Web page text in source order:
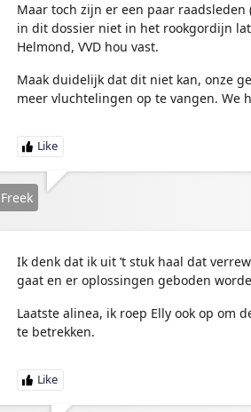
Maar toch zijn er een paar raadsleden
in dit dossier niet in het rookgordijn
Helmond, VVD hou vast.
Maak duidelijk dat dit niet kan, onze
meer vluchtelingen op te vangen. We
Freek
Ik denk dat ik uit ’t stuk haal dat
gaat en er oplossingen geboden
Laatste alinea, ik roep Elly ook op om
te betrekken.